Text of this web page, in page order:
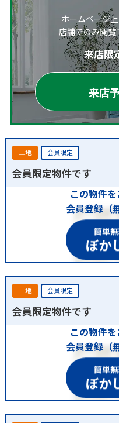
ホームページ
店舗でのみ閲
来店限
来店
土地 会員限定
会員限定物件です
この物件
会員登録（
簡単
ぼか
土地 会員限定
会員限定物件です
この物件
会員登録（
簡単
ぼか